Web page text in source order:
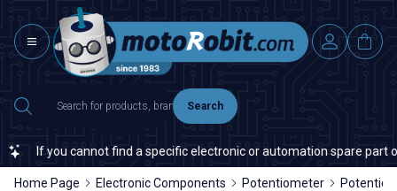
Search
If you cannot find a specific electronic or automation spare part on
Home Page Electronic Components Potentiometer